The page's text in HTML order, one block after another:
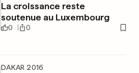
La croissance reste
soutenue au Luxembourg
0 0
DAKAR 2016